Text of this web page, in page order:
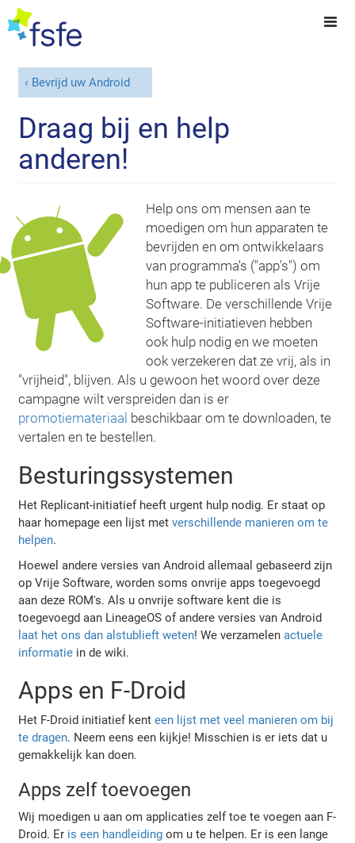
Bevrijd uw Android
Draag bij en help
anderen!
Help ons om mensen aan te
moedigen om hun apparaten te
bevrijden en om ontwikkelaars
van programma's ("app's") om
hun app te publiceren als Vrije
Software. De verschillende Vrije
Software-initiatieven hebben
ook hulp nodig en we moeten
ook verzekeren dat ze vrij, als in
"vrijheid", blijven. Als u gewoon het woord over deze
campagne wilt verspreiden dan is er
promotiemateriaal beschikbaar om te downloaden, te
vertalen en te bestellen.
Besturingssystemen
Het Replicant-initiatief heeft urgent hulp nodig. Er staat op
haar homepage een lijst metverschillende manieren om te
helpen.
Hoewel andere versies van Android allemaal gebaseerd zijn
op Vrije Software, worden soms onvrije apps toegevoegd
aan deze ROM's. Als u onvrije software kent die is
toegevoegd aan LineageOS of andere versies van Android
laat het ons dan alstublieft weten! We verzamelenactuele
informatie in de wiki.
Apps en F-Droid
Het F-Droid initiatief kenteen lijst met veel manieren om bij
te dragen. Neem eens een kijkje! Misschien is er iets dat u
gemakkelijk kan doen.
Apps zelf toevoegen
Wij moedigen u aan om applicaties zelf toe te voegen aan F-
Droid. Er is een handleiding om u te helpen. Er is een lange